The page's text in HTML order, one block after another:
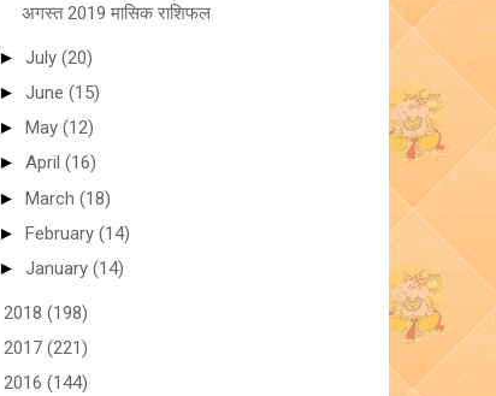
अगस्त 2019 मासिक राशिफल
► July (20)
► June (15)
► May (12)
► April (16)
► March (18)
► February (14)
► January (14)
2018 (198)
2017 (221)
2016 (144)